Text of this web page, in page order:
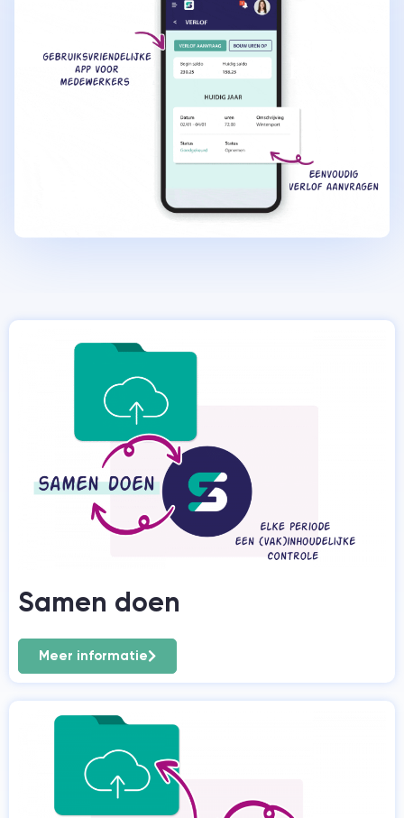
Samen doen
Meer informatie